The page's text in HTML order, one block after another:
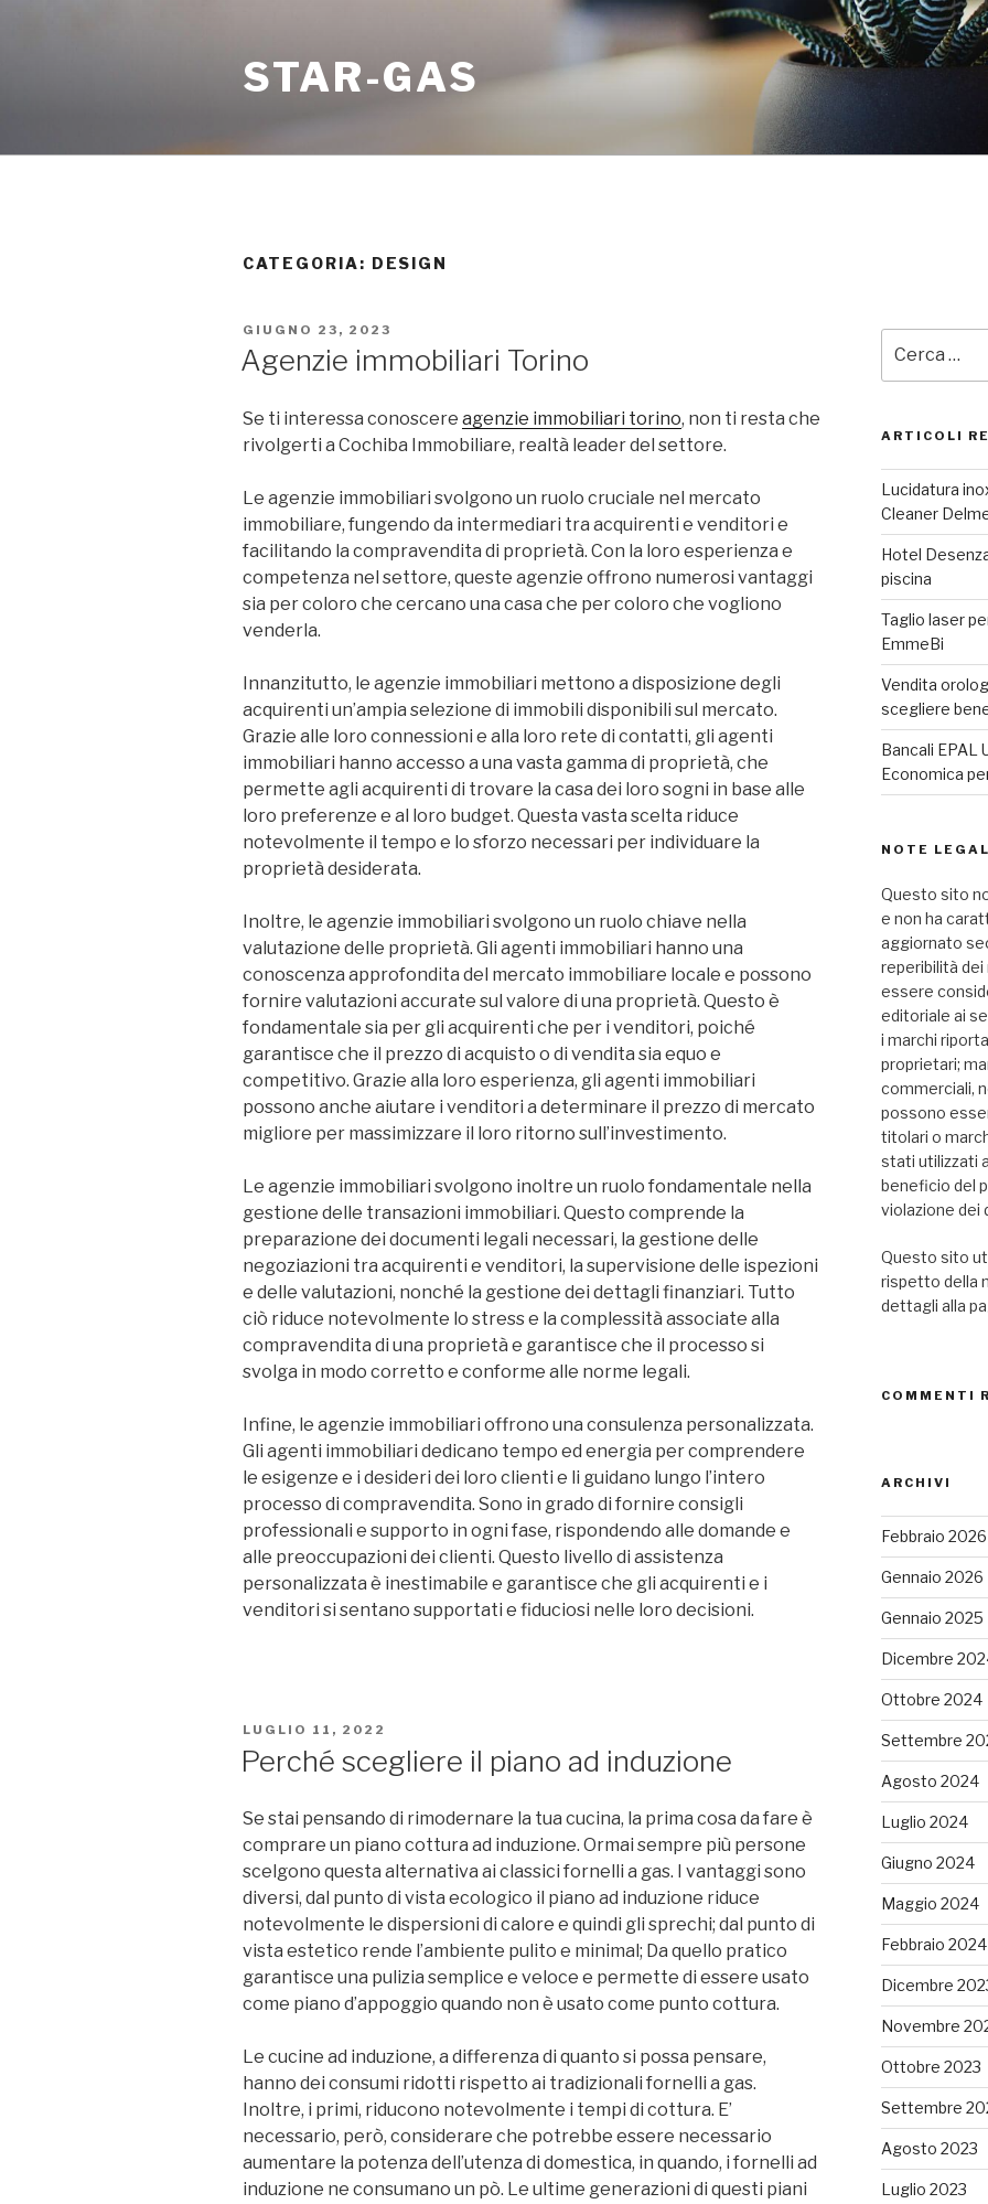
STAR-GAS
CATEGORIA: DESIGN
PUBBLICATO
GIUGNO 23, 2023
Agenzie immobiliari Torino
Se ti interessa conoscere agenzie immobiliari torino, non ti resta che
rivolgerti a Cochiba Immobiliare, realtà leader del settore.
Le agenzie immobiliari svolgono un ruolo cruciale nel mercato
immobiliare, fungendo da intermediari tra acquirenti e venditori e
facilitando la compravendita di proprietà. Con la loro esperienza e
competenza nel settore, queste agenzie offrono numerosi vantaggi
sia per coloro che cercano una casa che per coloro che vogliono
venderla.
Innanzitutto, le agenzie immobiliari mettono a disposizione degli
acquirenti un’ampia selezione di immobili disponibili sul mercato.
Grazie alle loro connessioni e alla loro rete di contatti, gli agenti
immobiliari hanno accesso a una vasta gamma di proprietà, che
permette agli acquirenti di trovare la casa dei loro sogni in base alle
loro preferenze e al loro budget. Questa vasta scelta riduce
notevolmente il tempo e lo sforzo necessari per individuare la
proprietà desiderata.
Inoltre, le agenzie immobiliari svolgono un ruolo chiave nella
valutazione delle proprietà. Gli agenti immobiliari hanno una
conoscenza approfondita del mercato immobiliare locale e possono
fornire valutazioni accurate sul valore di una proprietà. Questo è
fondamentale sia per gli acquirenti che per i venditori, poiché
garantisce che il prezzo di acquisto o di vendita sia equo e
competitivo. Grazie alla loro esperienza, gli agenti immobiliari
possono anche aiutare i venditori a determinare il prezzo di mercato
migliore per massimizzare il loro ritorno sull’investimento.
Le agenzie immobiliari svolgono inoltre un ruolo fondamentale nella
gestione delle transazioni immobiliari. Questo comprende la
preparazione dei documenti legali necessari, la gestione delle
negoziazioni tra acquirenti e venditori, la supervisione delle ispezioni
e delle valutazioni, nonché la gestione dei dettagli finanziari. Tutto
ciò riduce notevolmente lo stress e la complessità associate alla
compravendita di una proprietà e garantisce che il processo si
svolga in modo corretto e conforme alle norme legali.
Infine, le agenzie immobiliari offrono una consulenza personalizzata.
Gli agenti immobiliari dedicano tempo ed energia per comprendere
le esigenze e i desideri dei loro clienti e li guidano lungo l’intero
processo di compravendita. Sono in grado di fornire consigli
professionali e supporto in ogni fase, rispondendo alle domande e
alle preoccupazioni dei clienti. Questo livello di assistenza
personalizzata è inestimabile e garantisce che gli acquirenti e i
venditori si sentano supportati e fiduciosi nelle loro decisioni.
PUBBLICATO
LUGLIO 11, 2022
Perché scegliere il piano ad induzione
Se stai pensando di rimodernare la tua cucina, la prima cosa da fare è
comprare un piano cottura ad induzione. Ormai sempre più persone
scelgono questa alternativa ai classici fornelli a gas. I vantaggi sono
diversi, dal punto di vista ecologico il piano ad induzione riduce
notevolmente le dispersioni di calore e quindi gli sprechi; dal punto di
vista estetico rende l’ambiente pulito e minimal; Da quello pratico
garantisce una pulizia semplice e veloce e permette di essere usato
come piano d’appoggio quando non è usato come punto cottura.
Le cucine ad induzione, a differenza di quanto si possa pensare,
hanno dei consumi ridotti rispetto ai tradizionali fornelli a gas.
Inoltre, i primi, riducono notevolmente i tempi di cottura. E’
necessario, però, considerare che potrebbe essere necessario
aumentare la potenza dell’utenza di domestica, in quando, i fornelli ad
induzione ne consumano un pò. Le ultime generazioni di questi piani
ARTICOLI
Lucidatura
Cleaner
Hotel
piscina
Taglio laser
EmmeBi
Vendita
scegliere
Bancali EPAL
Economica
NOTE
Questo sito
e non ha
aggiornato
reperibilità
essere
editoriale ai
i marchi
proprietari;
commerciali,
possono
titolari o
stati utilizzati
beneficio del
violazione dei
Questo sito
rispetto della
dettagli alla
COMMENTI
ARCHIVI
Febbraio 2026
Gennaio 2026
Gennaio 2025
Dicembre
Ottobre 2024
Settembre
Agosto 2024
Luglio 2024
Giugno 2024
Maggio 2024
Febbraio 2024
Dicembre
Novembre
Ottobre 2023
Settembre
Agosto 2023
Luglio 2023